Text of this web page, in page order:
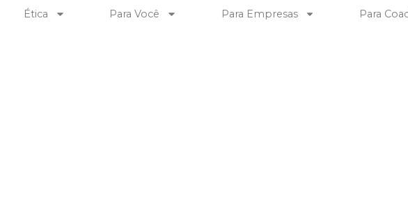
Ética Para Você Para Empresas Para